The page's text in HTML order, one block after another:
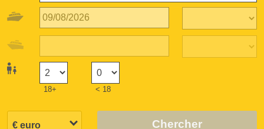
18+ < 18
Chercher